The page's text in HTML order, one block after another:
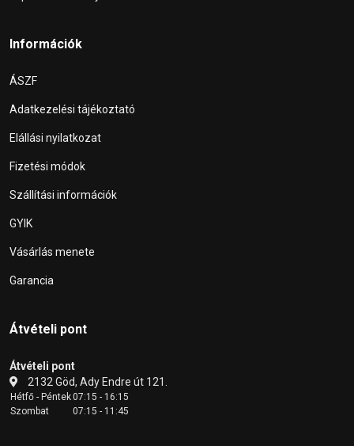
Információk
ÁSZF
Adatkezelési tájékoztató
Elállási nyilatkozat
Fizetési módok
Szállítási információk
GYIK
Vásárlás menete
Garancia
Átvételi pont
Átvételi pont
2132 Göd, Ady Endre út 121.
Hétfő - Péntek07:15 - 16:15
Szombat
07:15 - 11:45